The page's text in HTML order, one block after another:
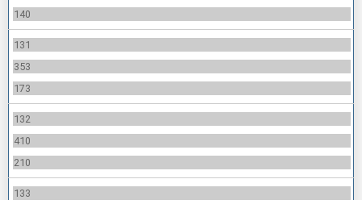
140
131
353
173
132
410
210
133